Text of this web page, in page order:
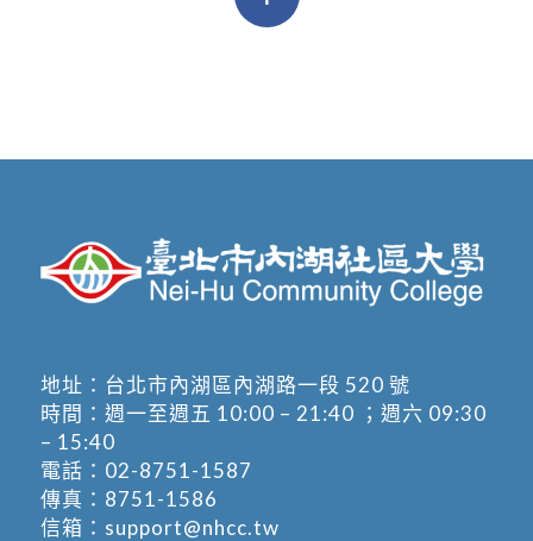
地址： 台北市內湖區內湖路一段 520 號
時間：週一至週五 10:00 – 21:40 ；週六 09:30
– 15:40
電話： 02-8751-1587
傳真：8751-1586
信箱： support@nhcc.tw